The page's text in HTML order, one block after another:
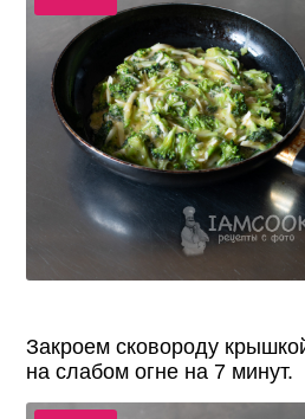
Закроем сковороду
на слабом огне на 7 минут.